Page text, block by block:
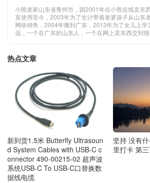
小熊老家山东省青州市，因2001年在小熊在线卖东
直使用至今，2003年为了生计带着老婆孩子从山东
网络销售，2004年搬到广东，2013年为了女儿上学
远，一个在广东的山东人，一个在网上卖东西交到很
热点文章
新到货1.5米 Butterfly Ultrasoun
d System Cables with USB-C c
onnector 490-00215-02 超声波
系统USB-C To USB-C口替换数
据线电缆
坚持 没有
里打卡 第